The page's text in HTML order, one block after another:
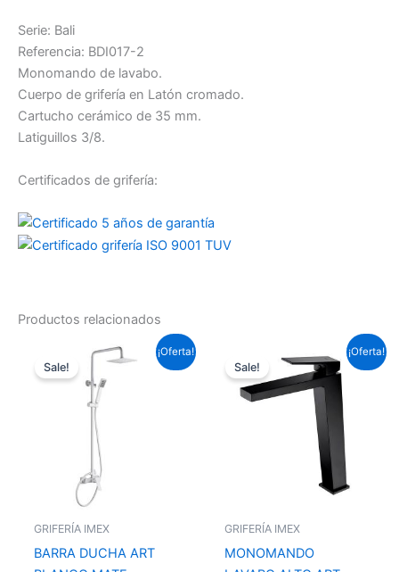
Serie: Bali
Referencia: BDI017-2
Monomando de lavabo.
Cuerpo de grifería en Latón cromado.
Cartucho cerámico de 35 mm.
Latiguillos 3/8.
Certificados de grifería:
Productos relacionados
¡Oferta!
Sale!
GRIFERÍA IMEX
BARRA DUCHA ART
precio
original
era:
237,16 €.
precio
¡Oferta!
Sale!
GRIFERÍA IMEX
MONOMANDO
precio
original
era:
153,67 €.
precio
actual
es:
113,75 €.